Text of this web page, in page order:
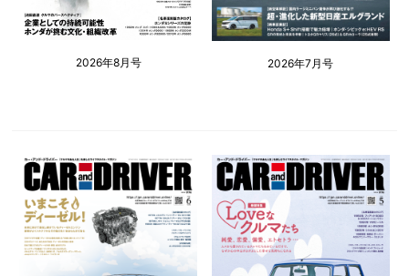
2026年8月号 2026年7月号